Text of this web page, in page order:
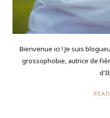
Bienvenue ici ! Je suis
grossophobie, autrice de